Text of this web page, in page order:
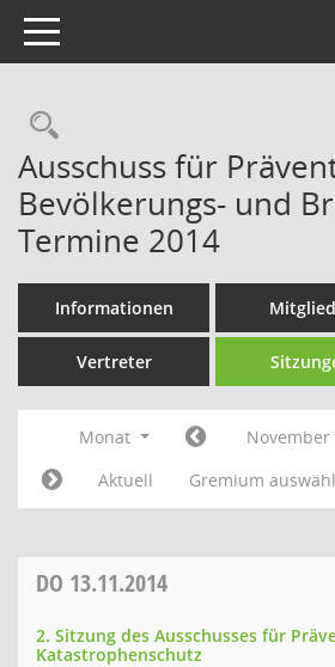
Toggle navigation
Rechercheauswahl
Ausschuss für
Bevölkerungs- und
Termine 2014
Informationen
Vertreter
Monat November
Aktuell
Gremium
DO 13.11.2014
2. Sitzung des Ausschusses für
Katastrophenschutz